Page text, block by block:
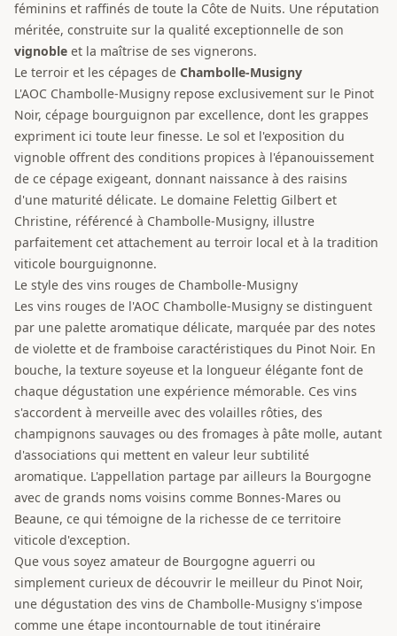
féminins et raffinés de toute la Côte de Nuits. Une réputation
méritée, construite sur la qualité exceptionnelle de son
vignoble et la maîtrise de ses vignerons.
Le terroir et les cépages de Chambolle-Musigny
L'AOC Chambolle-Musigny repose exclusivement sur le Pinot
Noir, cépage bourguignon par excellence, dont les grappes
expriment ici toute leur finesse. Le sol et l'exposition du
vignoble offrent des conditions propices à l'épanouissement
de ce cépage exigeant, donnant naissance à des raisins
d'une maturité délicate. Le domaine Felettig Gilbert et
Christine, référencé à Chambolle-Musigny, illustre
parfaitement cet attachement au terroir local et à la tradition
viticole bourguignonne.
Le style des vins rouges de Chambolle-Musigny
Les vins rouges de l'AOC Chambolle-Musigny se distinguent
par une palette aromatique délicate, marquée par des notes
de violette et de framboise caractéristiques du Pinot Noir. En
bouche, la texture soyeuse et la longueur élégante font de
chaque dégustation une expérience mémorable. Ces vins
s'accordent à merveille avec des volailles rôties, des
champignons sauvages ou des fromages à pâte molle, autant
d'associations qui mettent en valeur leur subtilité
aromatique. L'appellation partage par ailleurs la Bourgogne
avec de grands noms voisins comme Bonnes-Mares ou
Beaune, ce qui témoigne de la richesse de ce territoire
viticole d'exception.
Que vous soyez amateur de Bourgogne aguerri ou
simplement curieux de découvrir le meilleur du Pinot Noir,
une dégustation des vins de Chambolle-Musigny s'impose
comme une étape incontournable de tout itinéraire